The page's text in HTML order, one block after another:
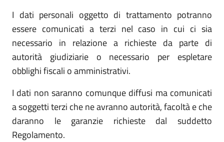
I dati personali oggetto di trattamento potranno
essere comunicati a terzi nel caso in cui ci sia
necessario in relazione a richieste da parte di
autorità giudiziarie o necessario per espletare
obblighi fiscali o amministrativi.
I dati non saranno comunque diffusi ma comunicati
a soggetti terzi che ne avranno autorità, facoltà e che
daranno le garanzie richieste dal suddetto
Regolamento.